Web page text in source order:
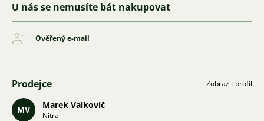
U nás se nemusíte bát nakupovat
Ověřený e-mail
Prodejce Zobrazit profil
MV Marek Valkovič
Nitra